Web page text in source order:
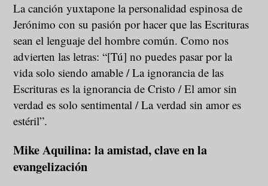
La canción yuxtapone la personalidad espinosa de
Jerónimo con su pasión por hacer que las Escrituras
sean el lenguaje del hombre común. Como nos
advierten las letras: “[Tú] no puedes pasar por la
vida solo siendo amable / La ignorancia de las
Escrituras es la ignorancia de Cristo / El amor sin
verdad es solo sentimental / La verdad sin amor es
estéril”.
Mike Aquilina: la amistad, clave en la
evangelización